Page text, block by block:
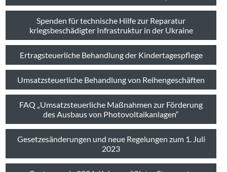
Spenden für technische Hilfe zur Reparatur
kriegsbeschädigter Infrastruktur in der Ukraine
Ertragsteuerliche Behandlung der Kindertagespflege
Umsatzsteuerliche Behandlung von Reihengeschäften
FAQ „Umsatzsteuerliche Maßnahmen zur Förderung
des Ausbaus von Photovoltaikanlagen“
Gesetzesänderungen und neue Regelungen zum 1. Juli
2023